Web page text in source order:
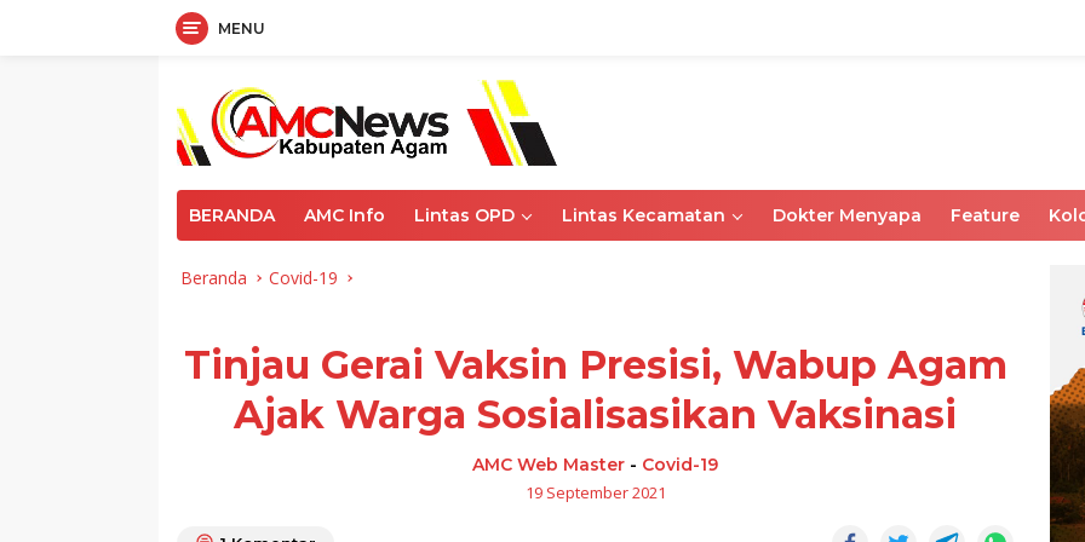
MENU
BERANDA AMC Info Lintas OPD Lintas Kecamatan Dokter Menyapa Feature
Beranda Covid-19
Tinjau Gerai Vaksin Presisi, Wabup Agam
Ajak Warga Sosialisasikan Vaksinasi
AMC Web Master - Covid-19
19 September 2021